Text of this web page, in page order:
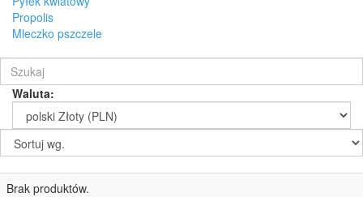
Propolis
Mleczko pszczele
Waluta:
Brak produktów.